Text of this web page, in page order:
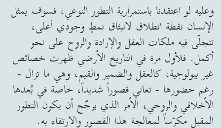
وعليه لو اعتقدنا باستمرارية التطور النوعي، فسوف يمثل
الإنسان نقطة انطلاق لانبثاق نمطٍ وجودي أعلى،
تتجلّى فيه ملكات العقل والإرادة والروح على نحو
أكمل. فلأول مرة في التاريخ الأرضي ظهرت خصائص
غير بيولوجية، كالعقل والضمير والقيم، وهي ما تزال -
رغم حضورها - تعاني قصوراً شديداً، خاصة في بُعدها
الأخلاقي والروحي، الأمر الذي يرجّح أن يكون التطور
المقبل مكرّساً لمعالجة هذا القصور والارتقاء به.